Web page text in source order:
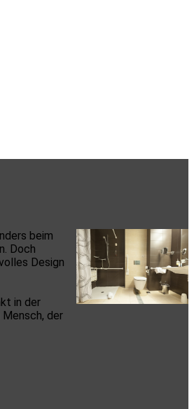
beim
Doch
Design
in der
der